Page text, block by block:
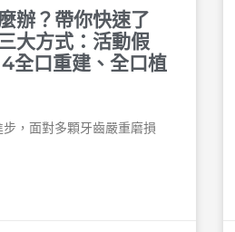
辦？帶你快速了
大方式：活動假
全口重建、全口植
，面對多顆牙齒嚴重磨損